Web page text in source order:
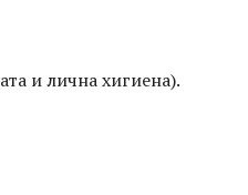
и лична хигиена).